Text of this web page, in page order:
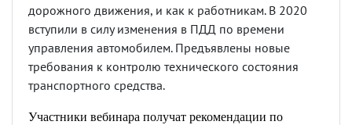
дорожного движения, и как к работникам. В 2020
вступили в силу изменения в ПДД по времени
управления автомобилем. Предъявлены новые
требования к контролю технического состояния
транспортного средства.
Участники вебинара получат рекомендации по